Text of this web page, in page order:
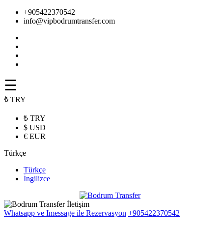
+905422370542
info@vipbodrumtransfer.com
☰
₺ TRY
₺ TRY
$ USD
€ EUR
Türkçe
Türkçe
İngilizce
Whatsapp ve Imessage ile Rezervasyon +905422370542